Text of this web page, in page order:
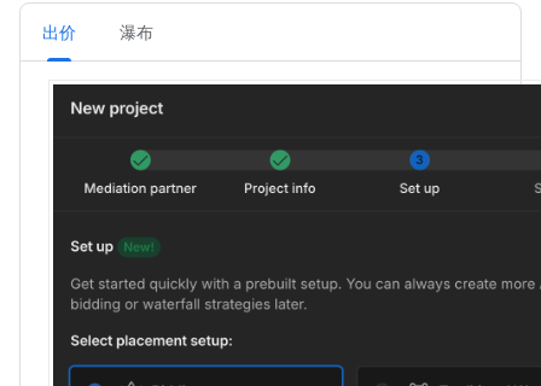
出价 瀑布